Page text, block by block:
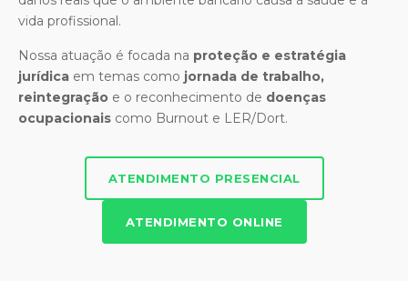
vida profissional.
Nossa atuação é focada na proteção e estratégia
jurídica em temas como jornada de trabalho,
reintegração e o reconhecimento de doenças
ocupacionais como Burnout e LER/Dort.
ATENDIMENTO PRESENCIAL
ATENDIMENTO ONLINE